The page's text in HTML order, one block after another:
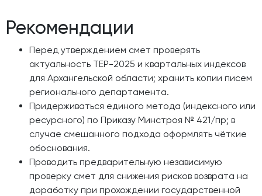
Рекомендации
Перед утверждением смет проверять
актуальность ТЕР-2025 и квартальных индексов
для Архангельской области; хранить копии писем
регионального департамента.
Придерживаться единого метода (индексного или
ресурсного) по Приказу Минстроя № 421/пр; в
случае смешанного подхода оформлять чёткие
обоснования.
Проводить предварительную независимую
проверку смет для снижения рисков возврата на
доработку при прохождении государственной